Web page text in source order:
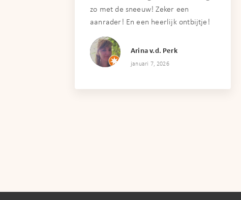
zo met de sneeuw! Zeker een
aanrader! En een heerlijk ontbijtje!
Arina v.d. Perk
januari 7, 2026